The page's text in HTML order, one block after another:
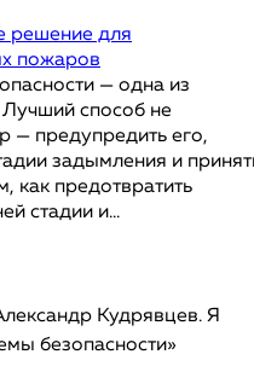
решение для
пожаров
— одна из
Лучший способ не
— предупредить его,
задымления и
предотвратить
стадии и...
Кудрявцев. Я
безопасности»